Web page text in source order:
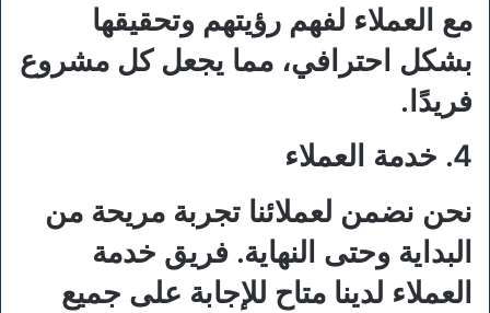
مع العملاء لفهم رؤيتهم وتحقيقها
بشكل احترافي، مما يجعل كل مشروع
فريدًا.
4. خدمة العملاء
نحن نضمن لعملائنا تجربة مريحة من
البداية وحتى النهاية. فريق خدمة
العملاء لدينا متاح للإجابة على جميع